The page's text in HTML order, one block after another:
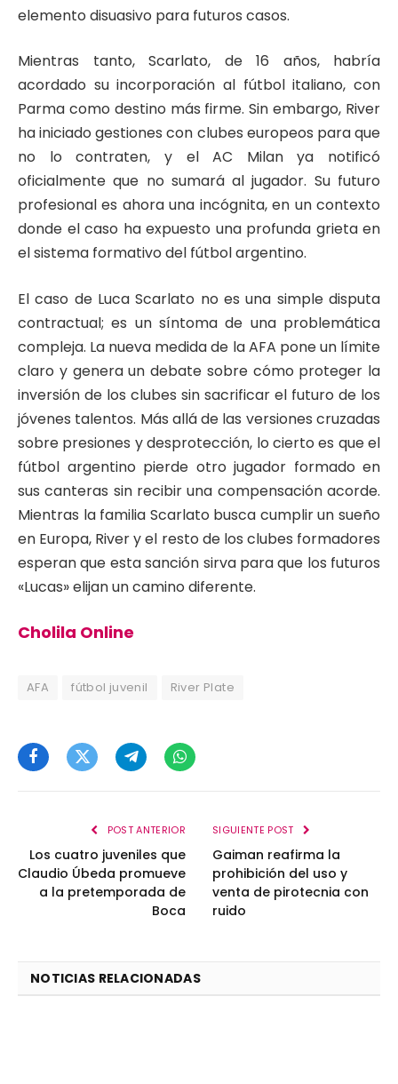
elemento disuasivo para futuros casos.
Mientras tanto, Scarlato, de 16 años, habría
acordado su incorporación al fútbol italiano, con
Parma como destino más firme. Sin embargo, River
ha iniciado gestiones con clubes europeos para que
no lo contraten, y el AC Milan ya notificó
oficialmente que no sumará al jugador. Su futuro
profesional es ahora una incógnita, en un contexto
donde el caso ha expuesto una profunda grieta en
el sistema formativo del fútbol argentino.
El caso de Luca Scarlato no es una simple disputa
contractual; es un síntoma de una problemática
compleja. La nueva medida de la AFA pone un límite
claro y genera un debate sobre cómo proteger la
inversión de los clubes sin sacrificar el futuro de los
jóvenes talentos. Más allá de las versiones cruzadas
sobre presiones y desprotección, lo cierto es que el
fútbol argentino pierde otro jugador formado en
sus canteras sin recibir una compensación acorde.
Mientras la familia Scarlato busca cumplir un sueño
en Europa, River y el resto de los clubes formadores
esperan que esta sanción sirva para que los futuros
«Lucas» elijan un camino diferente.
Cholila Online
AFA fútbol juvenil River Plate
FacebookTwitterTelegramWhatsApp
POST ANTERIOR
Los cuatro juveniles que
Claudio Úbeda promueve
a la pretemporada de
Boca
SIGUIENTE POST
Gaiman reafirma la
prohibición del uso y
venta de pirotecnia con
ruido
NOTICIAS RELACIONADAS